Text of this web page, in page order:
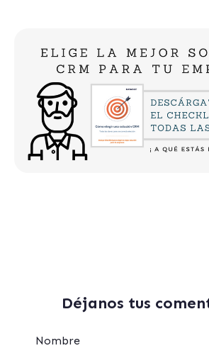
Déjanos tus
Nombre